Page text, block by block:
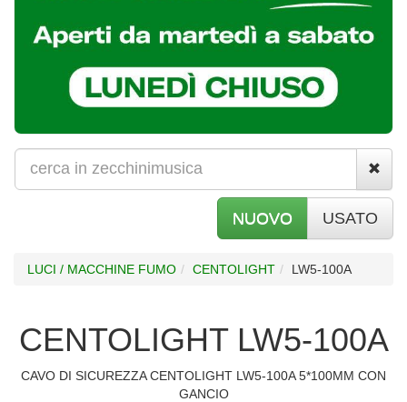
NUOVO USATO
LUCI / MACCHINE FUMO CENTOLIGHT LW5-100A
CENTOLIGHT LW5-100A
CAVO DI SICUREZZA CENTOLIGHT LW5-100A 5*100MM CON
GANCIO